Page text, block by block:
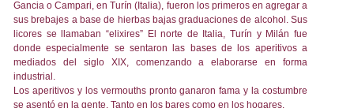
Gancia o Campari, en Turín (Italia), fueron los primeros en agregar a
sus brebajes a base de hierbas bajas graduaciones de alcohol. Sus
licores se llamaban “elixires” El norte de Italia, Turín y Milán fue
donde especialmente se sentaron las bases de los aperitivos a
mediados del siglo XIX, comenzando a elaborarse en forma
industrial.
Los aperitivos y los vermouths pronto ganaron fama y la costumbre
se asentó en la gente. Tanto en los bares como en los hogares.